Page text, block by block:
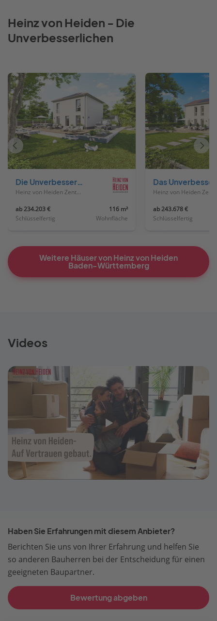
Heinz von Heiden - Die
Unverbesserlichen
Die Unverbesserliche V110
Heinz von Heiden Zentrale
ab 234.203 €
Schlüsselfertig
116 m²
Wohnfläche
ab 243.678 €
Schlüsselfertig
Vorheriges
Haus
Haus
Weitere Häuser von Heinz von Heiden
Baden-Württemberg
Videos
Haben Sie Erfahrungen mit diesem Anbieter?
Berichten Sie uns von Ihrer Erfahrung und helfen Sie
so anderen Bauherren bei der Entscheidung für einen
geeigneten Baupartner.
Bewertung abgeben